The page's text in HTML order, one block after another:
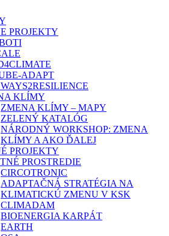
PROJEKTY
ADAPT
KLÍMY
ZMENA KLÍMY – MAPY
ZELENÝ KATALÓG
NÁRODNÝ WORKSHOP: ZMENA
KLÍMY A AKO ĎALEJ
PROJEKTY
PROSTREDIE
CIRCOTRONIC
ADAPTAČNÁ STRATÉGIA NA
KLIMATICKÚ ZMENU V KSK
CLIMADAM
BIOENERGIA KARPÁT
EARTH